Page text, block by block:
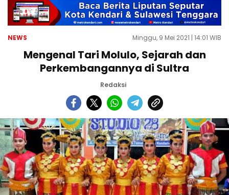
NEWS Minggu, 9 Mei 2021 | 14:01 WIB
Mengenal Tari Molulo, Sejarah dan
Perkembangannya di Sultra
Redaksi